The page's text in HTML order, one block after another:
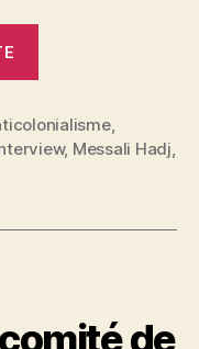
vient
d’être
,
, Messali Hadj,
de